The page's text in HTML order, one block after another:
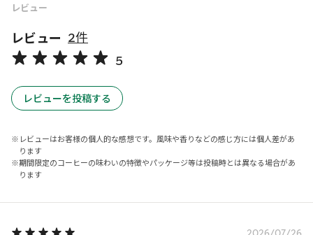
レビュー
レビュー 2件
5
レビューを投稿する
レビューはお客様の個人的な感想です。風味や香りなどの感じ方には個人差があ
ります
期間限定のコーヒーの味わいの特徴やパッケージ等は投稿時とは異なる場合があ
ります